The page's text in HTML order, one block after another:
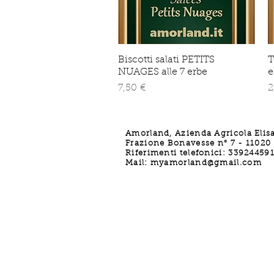
Vista rapida
Biscotti salati PETITS
NUAGES alle 7 erbe
Prezzo
7,50 €
Amorland, Azienda Agricola
Frazione Bonavesse n° 7 -
Riferimenti telefonici:
Mail: myamorland@gmail.com